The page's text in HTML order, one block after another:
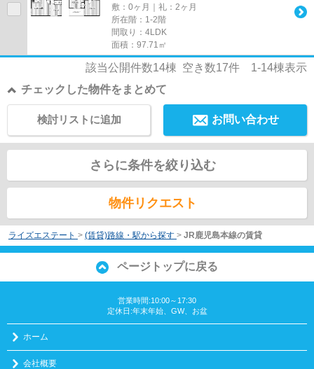
敷：0ヶ月｜礼：2ヶ月
所在階：1-2階
間取り：4LDK
面積：97.71㎡
該当公開件数14棟 空き数17件 1-14棟表示
チェックした物件をまとめて
お問い合わせ
検討リストに追加
さらに条件を絞り込む
物件リクエスト
ライズエステート > (賃貸)路線・駅から探す > JR鹿児島本線の賃貸
ページトップに戻る
営業時間:10:00～17:30
定休日:年末年始、GW、お盆
ホーム
会社概要